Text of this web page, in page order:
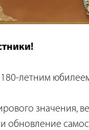
летним
значения,
и обновление